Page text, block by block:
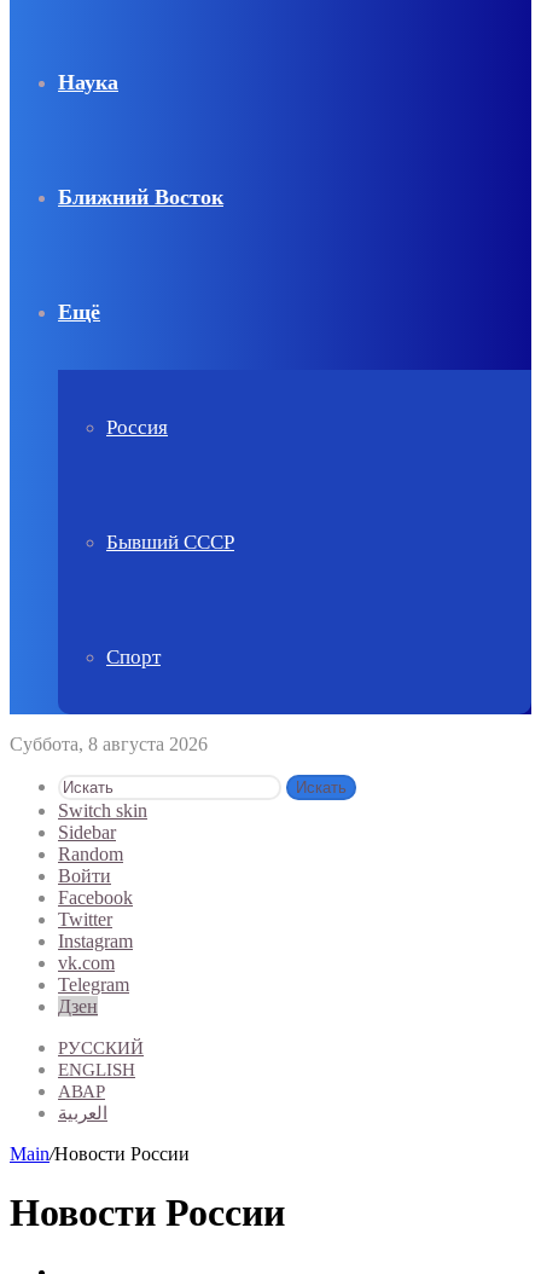
Наука
Ближний Восток
Ещё
Россия
Бывший СССР
Спорт
Суббота, 8 августа 2026
Искать
Switch skin
Sidebar
Random
Войти
Facebook
Twitter
Instagram
vk.com
Telegram
Дзен
РУССКИЙ
ENGLISH
АВАР
العربية
Main/Новости России
Новости России